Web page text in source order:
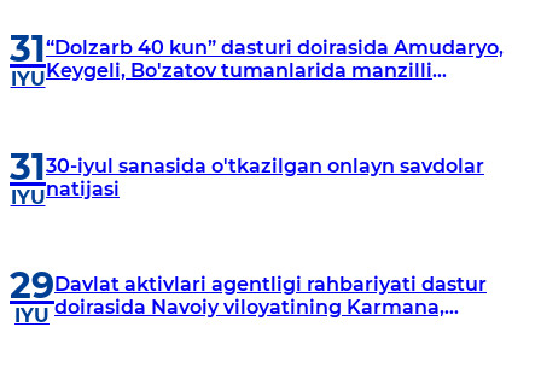
31
IYU
“Dolzarb 40 kun” dasturi doirasida Amudaryo,
Keygeli, Bo'zatov tumanlarida manzilli
31
IYU
30-iyul sanasida o'tkazilgan onlayn savdolar
natijasi
29
IYU
Davlat aktivlari agentligi rahbariyati dastur
doirasida Navoiy viloyatining Karmana,